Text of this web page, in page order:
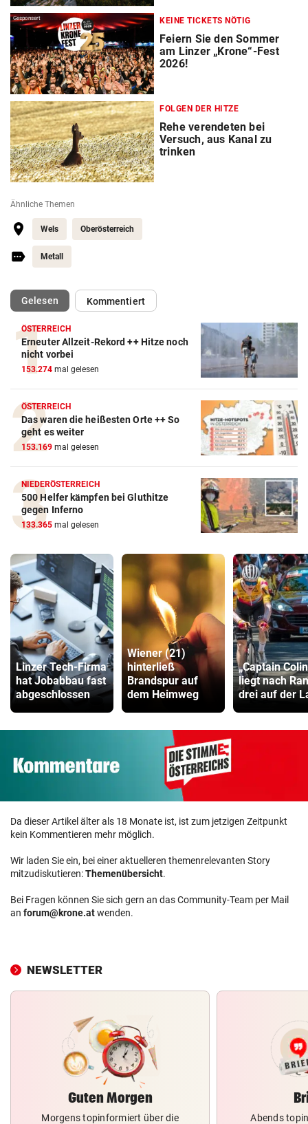
Gesponsert KEINE TICKETS NÖTIG
Feiern Sie den Sommer
am Linzer „Krone“-Fest
2026!
FOLGEN DER HITZE
Rehe verendeten bei
Versuch, aus Kanal zu
trinken
Ähnliche Themen
Wels Oberösterreich
Metall
Gelesen(ausgewählt)Kommentiert
ÖSTERREICH
Erneuter Allzeit-Rekord ++ Hitze noch
nicht vorbei
153.274 mal gelesen
ÖSTERREICH
Das waren die heißesten Orte ++ So
geht es weiter
153.169 mal gelesen
NIEDERÖSTERREICH
500 Helfer kämpfen bei Gluthitze
gegen Inferno
133.365 mal gelesen
Linzer Tech-Firma
hat Jobabbau fast
abgeschlossen
Wiener (21)
hinterließ
Brandspur auf
dem Heimweg
„Captain
liegt nach
drei auf der
Da dieser Artikel älter als 18 Monate ist, ist zum jetzigen Zeitpunkt
kein Kommentieren mehr möglich.
Wir laden Sie ein, bei einer aktuelleren themenrelevanten Story
mitzudiskutieren:Themenübersicht.
Bei Fragen können Sie sich gern an das Community-Team per Mail
an forum@krone.atwenden.
NEWSLETTER
Guten Morgen
Morgens topinformiert über die
Abends